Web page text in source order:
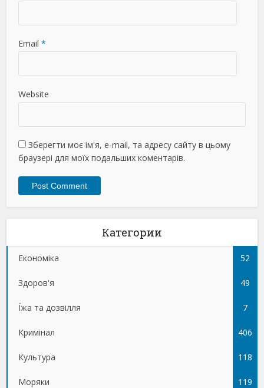
Email *
Website
Зберегти моє ім'я, e-mail, та адресу сайту в цьому
браузері для моїх подальших коментарів.
Категории
Економіка 52
Здоров'я 49
Їжа та дозвілля 7
Кримінал 406
Культура 118
Моряки 119